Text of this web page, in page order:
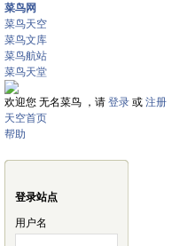
菜鸟网
菜鸟天空
菜鸟文库
菜鸟航站
菜鸟天堂
欢迎您 无名菜鸟 ，请 登录 或 注册
天空首页
帮助
登录站点
用户名